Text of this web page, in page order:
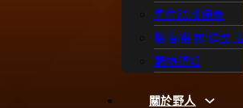
男性臉部保養
髮油/髮膠/造型品
購物須知
關於野人